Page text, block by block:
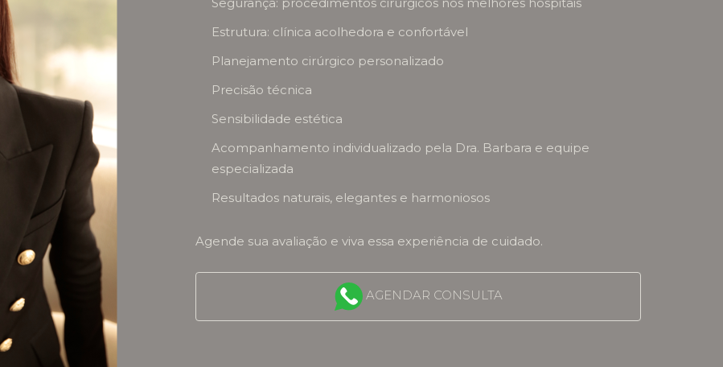
Estrutura: clínica acolhedora e confortável
Planejamento cirúrgico personalizado
Precisão técnica
Sensibilidade estética
Acompanhamento individualizado pela Dra. Barbara e equipe
especializada
Resultados naturais, elegantes e harmoniosos
Agende sua avaliação e viva essa experiência de cuidado.
AGENDAR CONSULTA